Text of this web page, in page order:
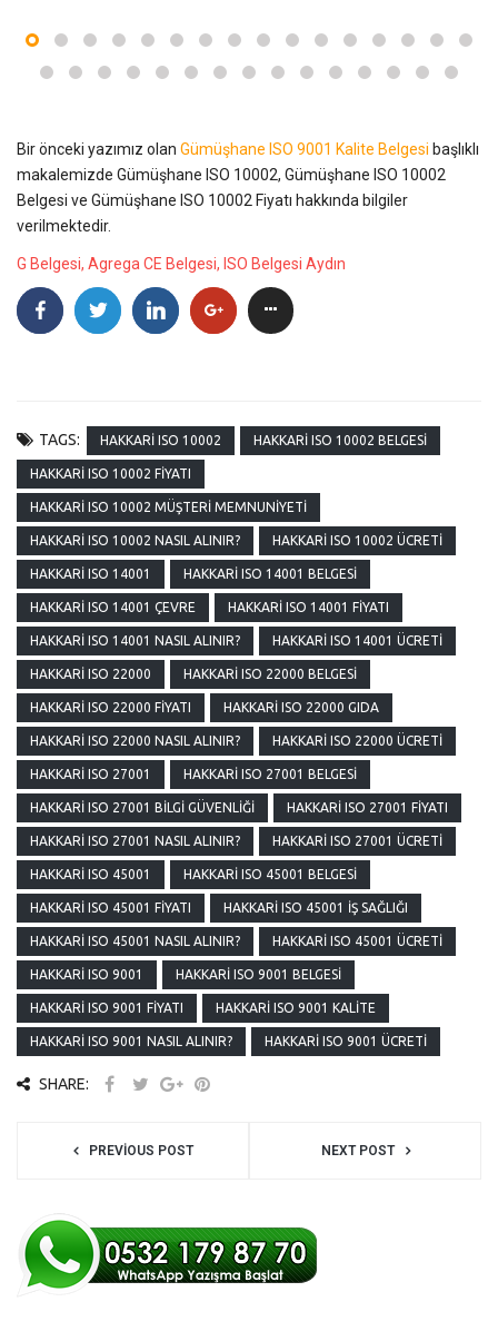
Bir önceki yazımız olan Gümüşhane ISO 9001 Kalite Belgesi başlıklı
makalemizde Gümüşhane ISO 10002, Gümüşhane ISO 10002
Belgesi ve Gümüşhane ISO 10002 Fiyatı hakkında bilgiler
verilmektedir.
G Belgesi, Agrega CE Belgesi, ISO Belgesi Aydın
TAGS: HAKKARI ISO 10002 HAKKARI ISO 10002 BELGESI
HAKKARI ISO 10002 FIYATI
HAKKARI ISO 10002 MÜŞTERI MEMNUNIYETI
HAKKARI ISO 10002 NASIL ALINIR? HAKKARI ISO 10002 ÜCRETI
HAKKARI ISO 14001 HAKKARI ISO 14001 BELGESI
HAKKARI ISO 14001 ÇEVRE HAKKARI ISO 14001 FIYATI
HAKKARI ISO 14001 NASIL ALINIR? HAKKARI ISO 14001 ÜCRETI
HAKKARI ISO 22000 HAKKARI ISO 22000 BELGESI
HAKKARI ISO 22000 FIYATI HAKKARI ISO 22000 GIDA
HAKKARI ISO 22000 NASIL ALINIR? HAKKARI ISO 22000 ÜCRETI
HAKKARI ISO 27001 HAKKARI ISO 27001 BELGESI
HAKKARI ISO 27001 BILGI GÜVENLIĞI HAKKARI ISO 27001 FIYATI
HAKKARI ISO 27001 NASIL ALINIR? HAKKARI ISO 27001 ÜCRETI
HAKKARI ISO 45001 HAKKARI ISO 45001 BELGESI
HAKKARI ISO 45001 FIYATI HAKKARI ISO 45001 İŞ SAĞLIĞI
HAKKARI ISO 45001 NASIL ALINIR? HAKKARI ISO 45001 ÜCRETI
HAKKARI ISO 9001 HAKKARI ISO 9001 BELGESI
HAKKARI ISO 9001 FIYATI HAKKARI ISO 9001 KALITE
HAKKARI ISO 9001 NASIL ALINIR? HAKKARI ISO 9001 ÜCRETI
SHARE:
PREVIOUS POST NEXT POST